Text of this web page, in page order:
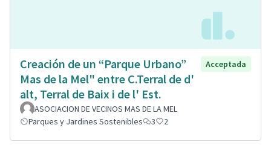
Creación de un “Parque Urbano”
Mas de la Mel" entre C.Terral de d'
alt, Terral de Baix i de l' Est.
Acceptada
ASOCIACION DE VECINOS MAS DE LA MEL
Parques y Jardines Sostenibles
3 2